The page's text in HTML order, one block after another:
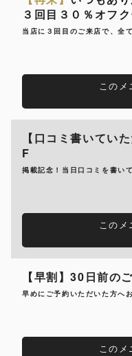
３回目３０％オフ
当店に３回目のご来店で、全
このメ
【口コミ書いてい
F
掲載記念！当日口コミを書い
このメ
【早割】30日前
早めにご予約いただいた方へ
このメ